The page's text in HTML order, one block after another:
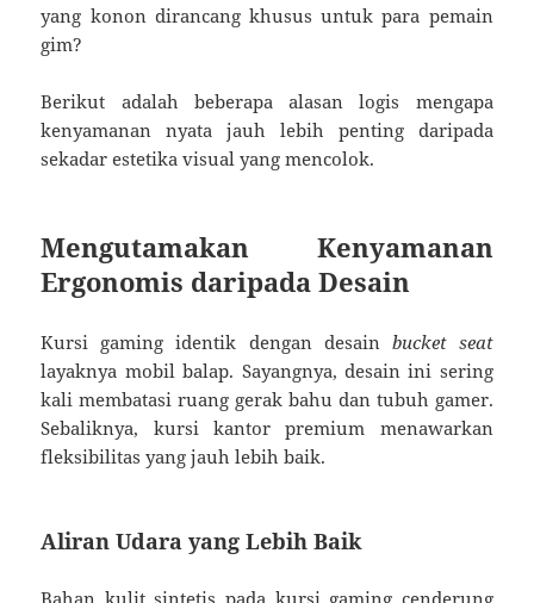
yang konon dirancang khusus untuk para pemain
gim?
Berikut adalah beberapa alasan logis mengapa
kenyamanan nyata jauh lebih penting daripada
sekadar estetika visual yang mencolok.
Mengutamakan Kenyamanan
Ergonomis daripada Desain
Kursi gaming identik dengan desain bucket seat
layaknya mobil balap. Sayangnya, desain ini sering
kali membatasi ruang gerak bahu dan tubuh gamer.
Sebaliknya, kursi kantor premium menawarkan
fleksibilitas yang jauh lebih baik.
Aliran Udara yang Lebih Baik
Bahan kulit sintetis pada kursi gaming cenderung